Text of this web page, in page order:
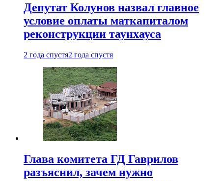
Депутат Колунов назвал главное
условие оплаты маткапиталом
реконструкции таунхауса
2 года спустя2 года спустя
Глава комитета ГД Гаврилов
разъяснил, зачем нужно